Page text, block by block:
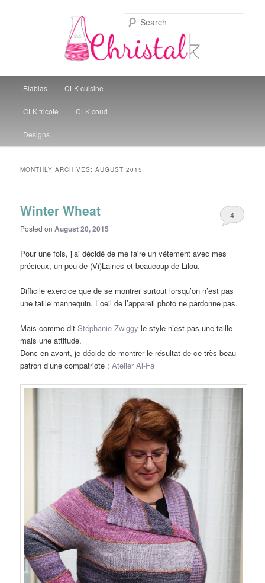
Christal Little Kitchen
Skip to primary content
Skip to secondary content
Blablas CLK cuisine
CLK tricote CLK coud
Designs
MONTHLY ARCHIVES:AUGUST 2015
Winter Wheat
Posted onAugust 20, 2015
4
Pour une fois, j’ai décidé de me faire un vêtement avec mes
précieux, un peu de (Vi)Laines et beaucoup de Lilou.
Difficile exercice que de se montrer surtout lorsqu’on n’est pas
une taille mannequin. L’oeil de l’appareil photo ne pardonne pas.
Mais comme ditStéphanie Zwiggy le style n’est pas une taille
mais une attitude.
Donc en avant, je décide de montrer le résultat de ce très beau
patron d’une compatriote :Atelier Al-Fa